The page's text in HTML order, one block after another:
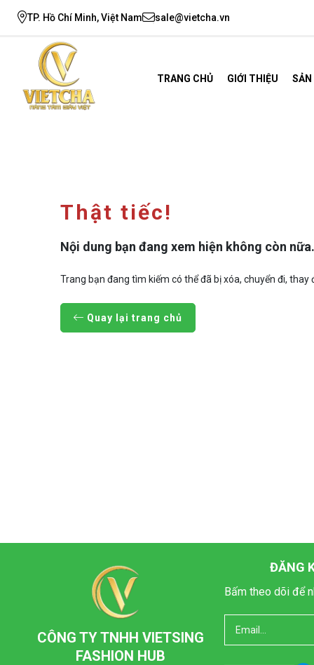
TP. Hồ Chí Minh, Việt Nam sale@vietcha.vn
TRANG CHỦ GIỚI THIỆU
Thật tiếc!
Nội dung bạn đang xem hiện không còn nữa.
Trang bạn đang tìm kiếm có thể đã bị xóa, chuyển đi,
Quay lại trang chủ
CÔNG TY TNHH VIETSING
FASHION HUB
ĐĂNG
Bấm theo dõi để